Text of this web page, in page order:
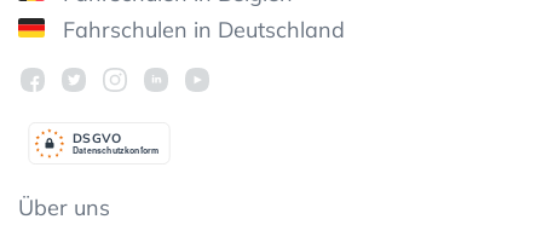
Fahrschulen in Deutschland
Datenschutzkonform
DSGVO
Über uns